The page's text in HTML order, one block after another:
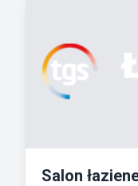
Salon